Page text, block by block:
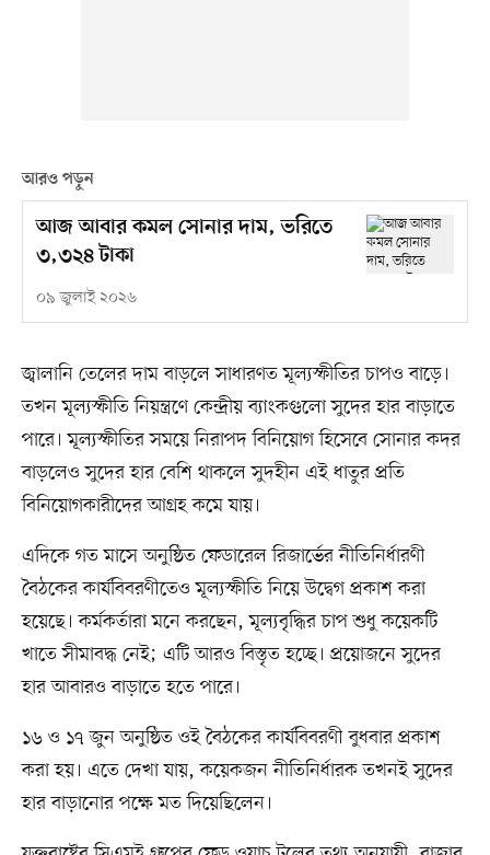
আরও পড়ুন
আজ আবার কমল সোনার দাম, ভরিতে
৩,৩২৪ টাকা
০৯ জুলাই ২০২৬
জ্বালানি তেলের দাম বাড়লে সাধারণত মূল্যস্ফীতির চাপও বাড়ে।
তখন মূল্যস্ফীতি নিয়ন্ত্রণে কেন্দ্রীয় ব্যাংকগুলো সুদের হার বাড়াতে
পারে। মূল্যস্ফীতির সময়ে নিরাপদ বিনিয়োগ হিসেবে সোনার কদর
বাড়লেও সুদের হার বেশি থাকলে সুদহীন এই ধাতুর প্রতি
বিনিয়োগকারীদের আগ্রহ কমে যায়।
এদিকে গত মাসে অনুষ্ঠিত ফেডারেল রিজার্ভের নীতিনির্ধারণী
বৈঠকের কার্যবিবরণীতেও মূল্যস্ফীতি নিয়ে উদ্বেগ প্রকাশ করা
হয়েছে। কর্মকর্তারা মনে করছেন, মূল্যবৃদ্ধির চাপ শুধু কয়েকটি
খাতে সীমাবদ্ধ নেই; এটি আরও বিস্তৃত হচ্ছে। প্রয়োজনে সুদের
হার আবারও বাড়াতে হতে পারে।
১৬ ও ১৭ জুন অনুষ্ঠিত ওই বৈঠকের কার্যবিবরণী বুধবার প্রকাশ
করা হয়। এতে দেখা যায়, কয়েকজন নীতিনির্ধারক তখনই সুদের
হার বাড়ানোর পক্ষে মত দিয়েছিলেন।